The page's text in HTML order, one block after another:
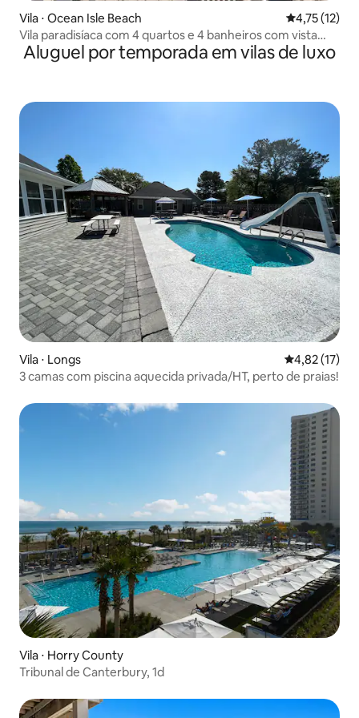
Vila ⋅ Ocean Isle Beach 4,75 de uma
4,75 (12)
Vila paradisíaca com 4 quartos e 4 banheiros com vista
deslumbrante para o mar
Aluguel por temporada em vilas de luxo
Vila ⋅ Longs 4,82 de uma
4,82 (17)
3 camas com piscina aquecida privada/HT, perto de praias!
Vila ⋅ Horry County
Tribunal de Canterbury, 1d